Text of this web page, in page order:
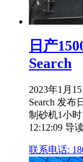
日产
Search
2023年1月
Search 发布
制砂机1小
12:12:09 导
联系电话: